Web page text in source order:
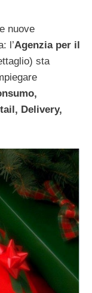
nuove
l’Agenzia per il
sta
Delivery,